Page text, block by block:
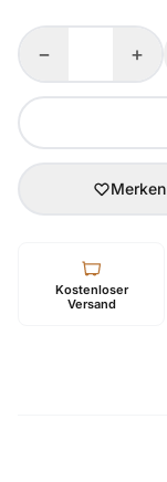
− +
Merken
Kostenloser
Versand